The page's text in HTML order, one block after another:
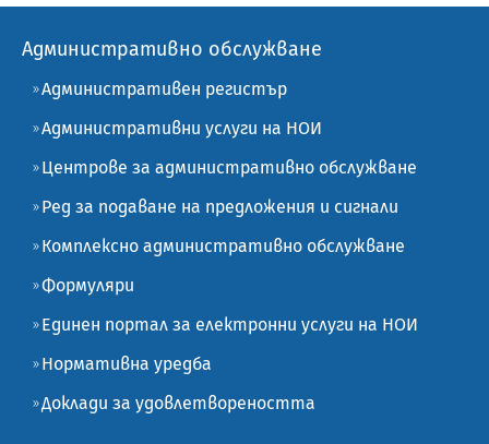
Административно обслужване
Административен регистър
Административни услуги на НОИ
Центрове за административно обслужване
Ред за подаване на предложения и сигнали
Комплексно административно обслужване
Формуляри
Единен портал за електронни услуги на НОИ
Нормативна уредба
Доклади за удовлетвореността